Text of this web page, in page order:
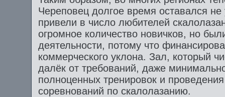
Череповец долгое время оставался
привели в число любителей
огромное количество новичков, но
деятельности, потому что
коммерческого уклона. Зал, который
далёк от требований, даже
полноценных тренировок и
соревнований по скалолазанию.